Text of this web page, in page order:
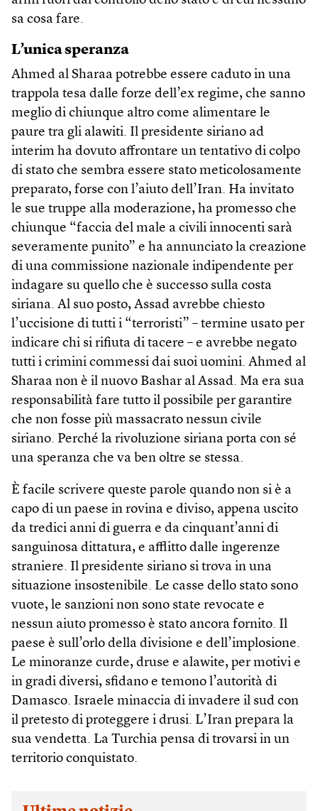
sa cosa fare.
L’unica speranza
Ahmed al Sharaa potrebbe essere caduto in una
trappola tesa dalle forze dell’ex regime, che sanno
meglio di chiunque altro come alimentare le
paure tra gli alawiti. Il presidente siriano ad
interim ha dovuto affrontare un tentativo di colpo
di stato che sembra essere stato meticolosamente
preparato, forse con l’aiuto dell’Iran. Ha invitato
le sue truppe alla moderazione, ha promesso che
chiunque “faccia del male a civili innocenti sarà
severamente punito” e ha annunciato la creazione
di una commissione nazionale indipendente per
indagare su quello che è successo sulla costa
siriana. Al suo posto, Assad avrebbe chiesto
l’uccisione di tutti i “terroristi” – termine usato per
indicare chi si rifiuta di tacere – e avrebbe negato
tutti i crimini commessi dai suoi uomini. Ahmed al
Sharaa non è il nuovo Bashar al Assad. Ma era sua
responsabilità fare tutto il possibile per garantire
che non fosse più massacrato nessun civile
siriano. Perché la rivoluzione siriana porta con sé
una speranza che va ben oltre se stessa.
È facile scrivere queste parole quando non si è a
capo di un paese in rovina e diviso, appena uscito
da tredici anni di guerra e da cinquant’anni di
sanguinosa dittatura, e afflitto dalle ingerenze
straniere. Il presidente siriano si trova in una
situazione insostenibile. Le casse dello stato sono
vuote, le sanzioni non sono state revocate e
nessun aiuto promesso è stato ancora fornito. Il
paese è sull’orlo della divisione e dell’implosione.
Le minoranze curde, druse e alawite, per motivi e
in gradi diversi, sfidano e temono l’autorità di
Damasco. Israele minaccia di invadere il sud con
il pretesto di proteggere i drusi. L’Iran prepara la
sua vendetta. La Turchia pensa di trovarsi in un
territorio conquistato.